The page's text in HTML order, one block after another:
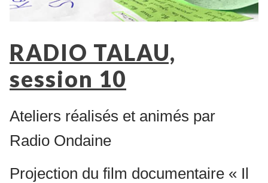
RADIO TALAU,
session 10
Ateliers réalisés et animés par
Radio Ondaine
Projection du film documentaire « Il